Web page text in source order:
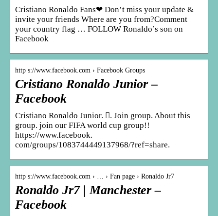
Cristiano Ronaldo Fans❤ Don’t miss your update &
invite your friends Where are you from?Comment
your country flag … FOLLOW Ronaldo’s son on
Facebook
http s://www.facebook.com › Facebook Groups
Cristiano Ronaldo Junior –
Facebook
Cristiano Ronaldo Junior. 󱙺. Join group. About this
group. join our FIFA world cup group!!
https://www.facebook.
com/groups/1083744449137968/?ref=share.
http s://www.facebook.com › … › Fan page › Ronaldo Jr7
Ronaldo Jr7 | Manchester –
Facebook